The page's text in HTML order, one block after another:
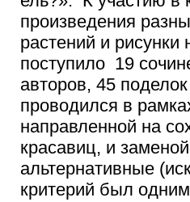
произведения
растений и рисунки
поступило 19
авторов, 45
проводился в
направленной на
красавиц, и
альтернативные
критерий был